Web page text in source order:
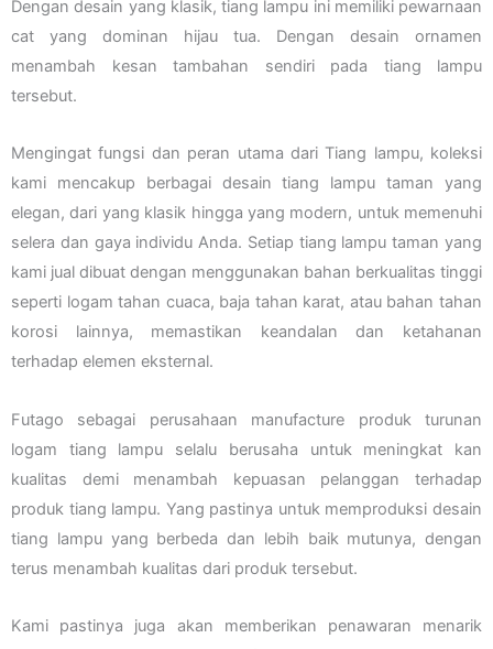
Dengan desain yang klasik, tiang lampu ini memiliki pewarnaan
cat yang dominan hijau tua. Dengan desain ornamen
menambah kesan tambahan sendiri pada tiang lampu
tersebut.
Mengingat fungsi dan peran utama dari Tiang lampu, koleksi
kami mencakup berbagai desain tiang lampu taman yang
elegan, dari yang klasik hingga yang modern, untuk memenuhi
selera dan gaya individu Anda. Setiap tiang lampu taman yang
kami jual dibuat dengan menggunakan bahan berkualitas tinggi
seperti logam tahan cuaca, baja tahan karat, atau bahan tahan
korosi lainnya, memastikan keandalan dan ketahanan
terhadap elemen eksternal.
Futago sebagai perusahaan manufacture produk turunan
logam tiang lampu selalu berusaha untuk meningkat kan
kualitas demi menambah kepuasan pelanggan terhadap
produk tiang lampu. Yang pastinya untuk memproduksi desain
tiang lampu yang berbeda dan lebih baik mutunya, dengan
terus menambah kualitas dari produk tersebut.
Kami pastinya juga akan memberikan penawaran menarik